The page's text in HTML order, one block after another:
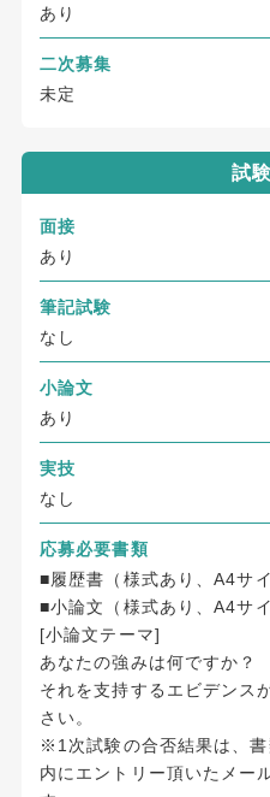
あり
二次募集
未定
試
面接
あり
筆記試験
なし
小論文
あり
実技
なし
応募必要書類
■履歴書（様式あり、A4サイ
■小論文（様式あり、A4サイ
[小論文テーマ]
あなたの強みは何ですか？
それを支持するエビデンス
さい。
※1次試験の合否結果は、
内にエントリー頂いたメー